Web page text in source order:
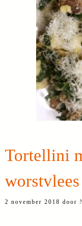
Tortellini
worstvlees
2 november 2018 door